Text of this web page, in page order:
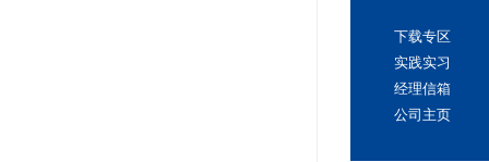
下载专区
实践实习
经理信箱
公司主页